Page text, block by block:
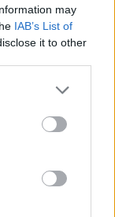
may
IAB’s List of
it to other
w którym